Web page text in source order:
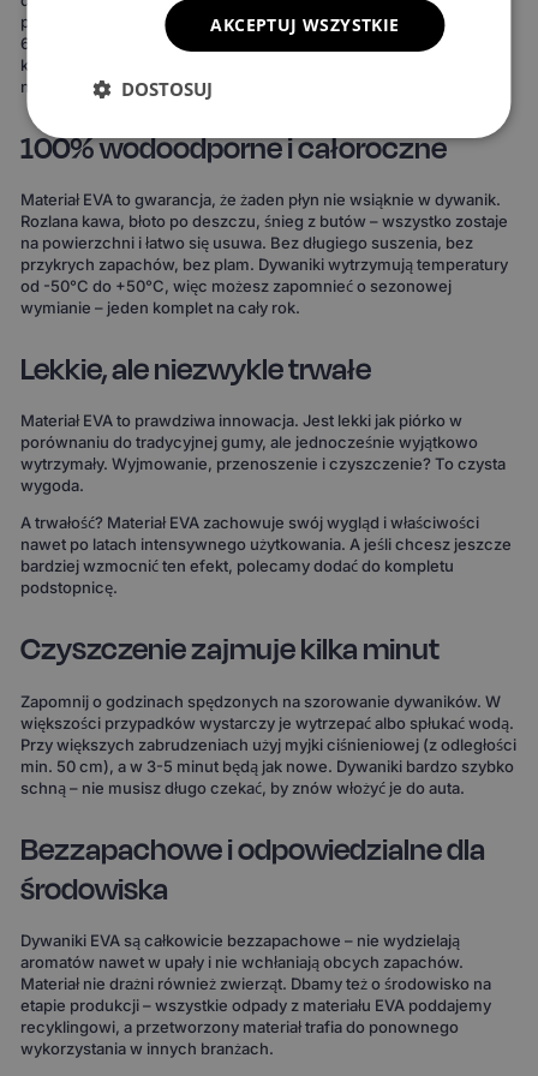
powierzchni, 3 wzory komórek i 20 wariantów obszycia – to ponad
690 kombinacji! Możesz wybrać dywaniki, które idealnie
komponują się z wnętrzem Twojego auta lub nadają mu zupełnie
nowy charakter.
100% wodoodporne i całoroczne
Materiał EVA to gwarancja, że żaden płyn nie wsiąknie w dywanik.
Rozlana kawa, błoto po deszczu, śnieg z butów – wszystko zostaje
na powierzchni i łatwo się usuwa. Bez długiego suszenia, bez
przykrych zapachów, bez plam. Dywaniki wytrzymują temperatury
od -50°C do +50°C, więc możesz zapomnieć o sezonowej
wymianie – jeden komplet na cały rok.
Lekkie, ale niezwykle trwałe
Materiał EVA to prawdziwa innowacja. Jest lekki jak piórko w
porównaniu do tradycyjnej gumy, ale jednocześnie wyjątkowo
wytrzymały. Wyjmowanie, przenoszenie i czyszczenie? To czysta
wygoda.
A trwałość? Materiał EVA zachowuje swój wygląd i właściwości
nawet po latach intensywnego użytkowania. A jeśli chcesz jeszcze
bardziej wzmocnić ten efekt, polecamy dodać do kompletu
podstopnicę.
Czyszczenie zajmuje kilka minut
Zapomnij o godzinach spędzonych na szorowanie dywaników. W
większości przypadków wystarczy je wytrzepać albo spłukać wodą.
Przy większych zabrudzeniach użyj myjki ciśnieniowej (z odległości
min. 50 cm), a w 3-5 minut będą jak nowe. Dywaniki bardzo szybko
schną – nie musisz długo czekać, by znów włożyć je do auta.
Bezzapachowe i odpowiedzialne dla
środowiska
Dywaniki EVA są całkowicie bezzapachowe – nie wydzielają
aromatów nawet w upały i nie wchłaniają obcych zapachów.
Materiał nie drażni również zwierząt. Dbamy też o środowisko na
etapie produkcji – wszystkie odpady z materiału EVA poddajemy
recyklingowi, a przetworzony materiał trafia do ponownego
wykorzystania w innych branżach.
AKCEPTUJ WSZYSTKIE
DOSTOSUJ